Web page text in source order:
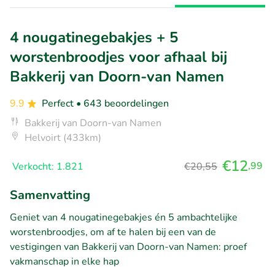
4 nougatinegebakjes + 5
worstenbroodjes voor afhaal bij
Bakkerij van Doorn-van Namen
9.9 Perfect • 643 beoordelingen
Bakkerij van Doorn-van Namen
Helvoirt (433km)
Verkocht: 1.821 €20,55 €12,99
Samenvatting
Geniet van 4 nougatinegebakjes én 5 ambachtelijke
worstenbroodjes, om af te halen bij een van de
vestigingen van Bakkerij van Doorn-van Namen: proef
vakmanschap in elke hap